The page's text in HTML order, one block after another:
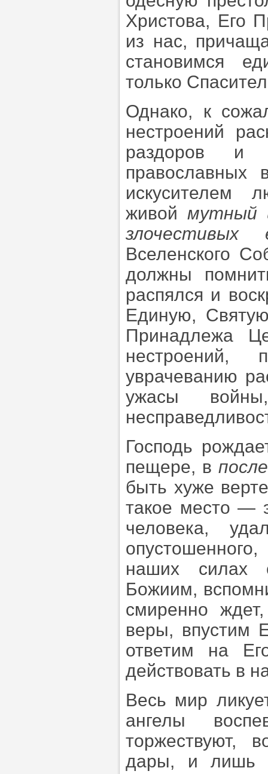
Христова, Его
из нас,
становимся
только
Однако, к
нестроений
раздоров и
православных
искусителем
живой мутный
злочестивых
Вселенского
должны
распялся и
Единую,
Принадлежа
нестроений,
уврачеванию
ужасы
Господь
пещере, в
быть хуже
такое место —
человека,
наших силах
Божиим,
смиренно
веры, впустим
ответим на
действовать в
Весь мир
ангелы
торжествуют,
дары, и лишь